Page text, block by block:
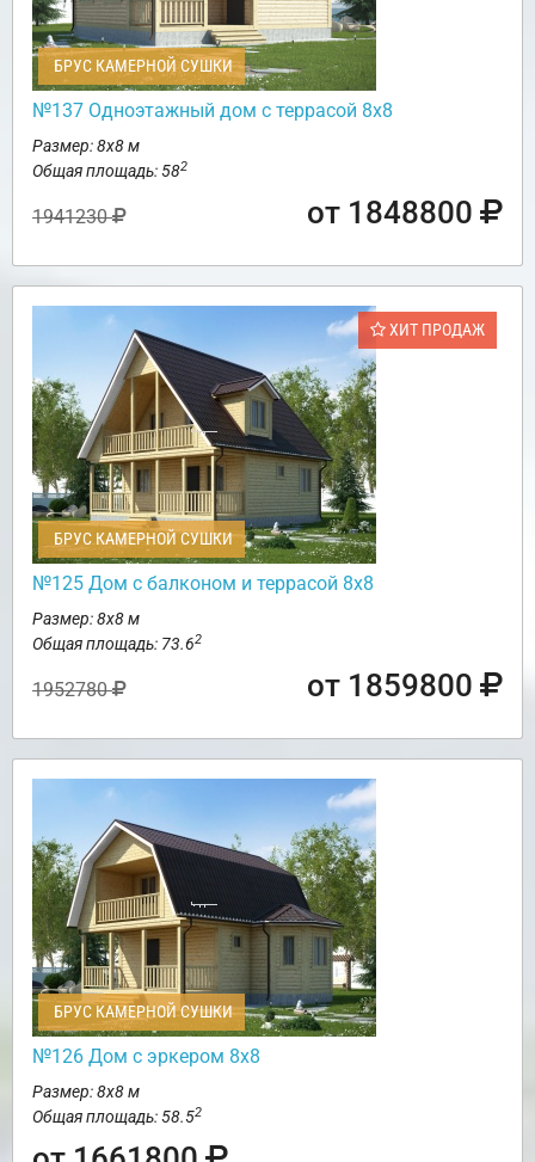
БРУС КАМЕРНОЙ СУШКИ
№137 Одноэтажный дом с террасой 8х8
Размер: 8х8 м
Общая площадь: 582
1941230 от 1848800
ХИТ ПРОДАЖ
БРУС КАМЕРНОЙ СУШКИ
№125 Дом с балконом и террасой 8х8
Размер: 8х8 м
Общая площадь: 73.62
1952780 от 1859800
БРУС КАМЕРНОЙ СУШКИ
№126 Дом с эркером 8х8
Размер: 8х8 м
Общая площадь: 58.52